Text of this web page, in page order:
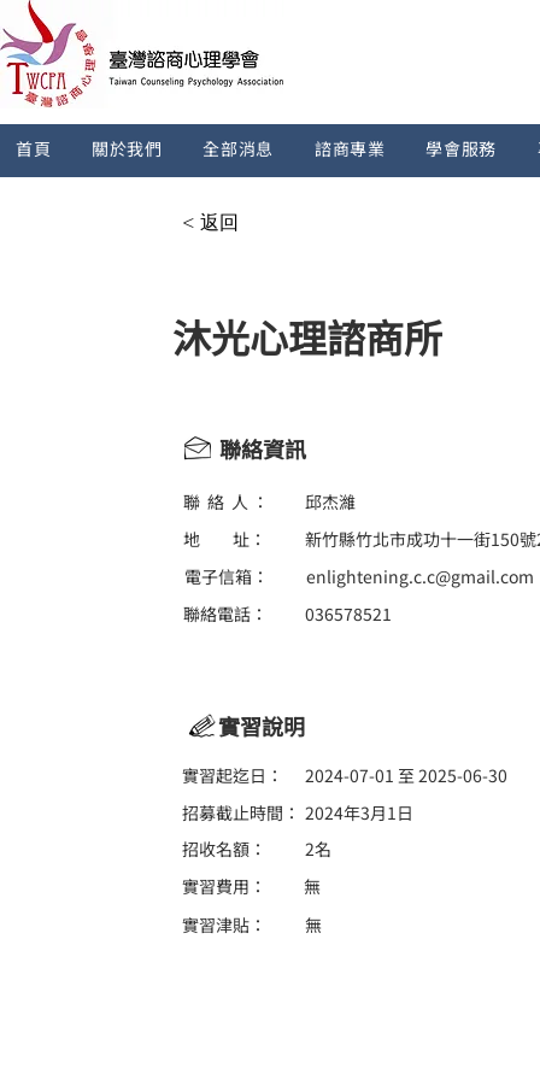
首頁 關於我們 全部消息 諮商專業 學會服務
< 返回
沐光心理諮商所
聯絡資訊
聯 絡 人 ：
地 址：
電子信箱：
聯絡電話：
邱杰濰
新竹縣竹北市成功十一街150
enlightening.c.c@gmail.com
036578521
實習說明
實習起迄日：
2024-07-01 至 2025-06-30
招募截止時間：
招收名額：
2024年3月1日
2名
實習費用：
無
實習津貼：
無